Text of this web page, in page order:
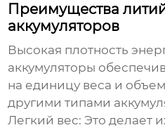
Преимущества
аккумуляторов
Высокая плотность
аккумуляторы
на единицу веса и
другими типами
Легкий вес: Это делает